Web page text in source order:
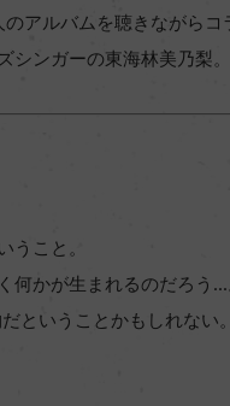
アルバムを聴きながら
シンガーの東海林美乃梨。
こと。
何かが生まれるのだろう
ということかもしれな